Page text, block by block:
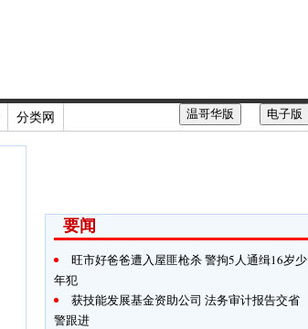
分类网 电子版
温哥华版
要闻
旺市好爸爸遭入屋匪枪杀 警拘5人通缉16岁少
年犯
获技能发展基金资助公司 法务审计报告交省
警跟进